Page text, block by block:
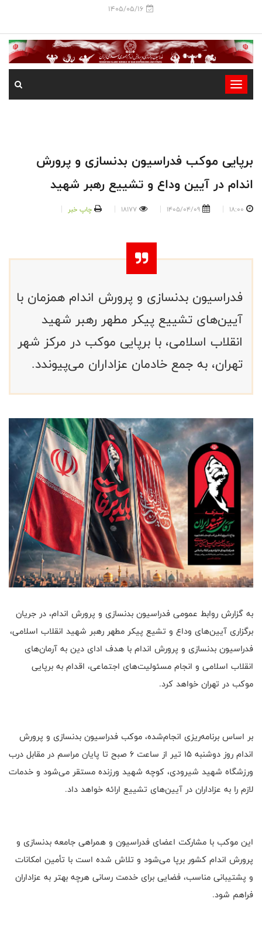
1405/05/16
-
-
-
-
برپایی موکب فدراسیون بدنسازی و پرورش
اندام در آیین وداع و تشییع رهبر شهید
18:00
1405/04/09
18177 چاپ خبر
فدراسیون بدنسازی و پرورش اندام همزمان با
آیین‌های تشییع پیکر مطهر رهبر شهید
انقلاب اسلامی، با برپایی موکب در مرکز شهر
تهران، به جمع خادمان عزاداران می‌پیوندد.
به گزارش روابط عمومی فدراسیون بدنسازی و پرورش اندام، در جریان
برگزاری آیین‌های وداع و تشیع پیکر مطهر رهبر شهید انقلاب اسلامی،
فدراسیون بدنسازی و پرورش اندام با هدف ادای دین به آرمان‌های
انقلاب اسلامی و انجام مسئولیت‌های اجتماعی، اقدام به برپایی
موکب در تهران خواهد کرد.
بر اساس برنامه‌ریزی انجام‌شده، موکب فدراسیون بدنسازی و پرورش
اندام روز دوشنبه ۱۵ تیر از ساعت ۶ صبح تا پایان مراسم در مقابل درب
ورزشگاه شهید شیرودی، کوچه شهید ورزنده مستقر می‌شود و خدمات
لازم را به عزاداران در آیین‌های تشییع ارائه خواهد داد.
این موکب با مشارکت اعضای فدراسیون و همراهی جامعه بدنسازی و
پرورش اندام کشور برپا می‌شود و تلاش شده است با تأمین امکانات
و پشتیبانی مناسب، فضایی برای خدمت رسانی هرچه بهتر به عزاداران
فراهم شود.